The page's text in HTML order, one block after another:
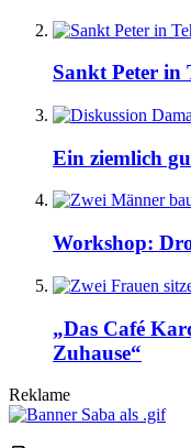
Sankt Peter in
Ein ziemlich
Workshop:
„Das Café
Zuhause“
Reklame